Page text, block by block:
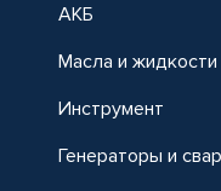
АКБ
Масла и жидкости
Инструмент
Генераторы и